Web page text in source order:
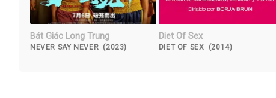
Bát Giác Long Trung
NEVER SAY NEVER (2023)
Diet Of Sex
DIET OF SEX (2014)